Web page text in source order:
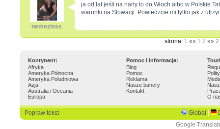
nemezisss
ja od lat jeśli na narty to do Włoch albo w Polskie
warunki na Słowacji. Powiedzcie mi tylko jak z
strona: 1 «« 1 2 »» 2
Kontynent: Pomoc i informacje:
Afryka
Ameryka Północna
Ameryka Południowa
Azja
Australia i Oceania
Europa
Blog
Pomoc
Reklama
Nasze banery
Kontakt
O
Popraw tekst Global
Google